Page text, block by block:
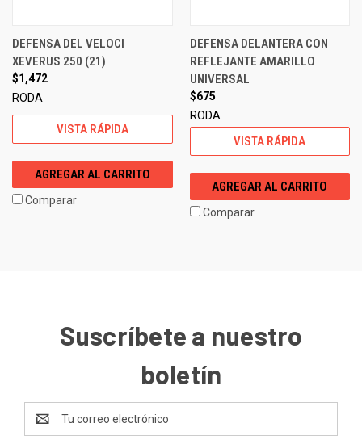
DEFENSA DEL VELOCI
XEVERUS 250 (21)
$1,472
RODA
VISTA RÁPIDA
AGREGAR AL CARRITO
Comparar
DEFENSA DELANTERA CON
REFLEJANTE AMARILLO
UNIVERSAL
$675
RODA
VISTA RÁPIDA
AGREGAR AL CARRITO
Comparar
Suscríbete a nuestro
boletín
de